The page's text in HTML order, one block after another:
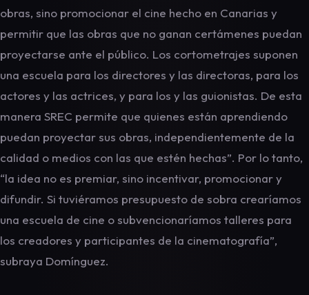
obras, sino promocionar el cine hecho en Canarias y
permitir que las obras que no ganan certámenes puedan
proyectarse ante el público. Los cortometrajes suponen
una escuela para los directores y las directoras, para los
actores y las actrices, y para los y las guionistas. De esta
manera SREC permite que quienes están aprendiendo
puedan proyectar sus obras, independientemente de la
calidad o medios con las que estén hechas”. Por lo tanto,
“la idea no es premiar, sino incentivar, promocionar y
difundir. Si tuviéramos presupuesto de sobra crearíamos
una escuela de cine o subvencionaríamos talleres para
los creadores y participantes de la cinematografía”,
subraya Domínguez.